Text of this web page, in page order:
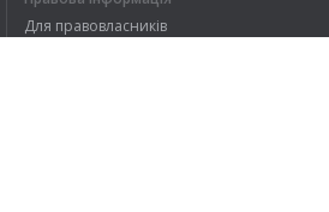
le défi pour les rédacteurs
de contenus et donc de créer des
Для правовласників